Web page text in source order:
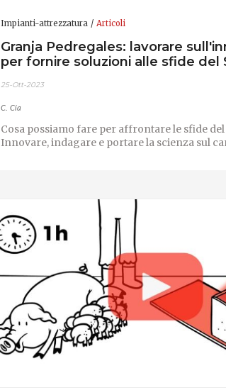
Impianti-attrezzatura Articoli
Granja Pedregales: lavorare
per fornire soluzioni alle sfide del
25-Ott-2023
C. Cía
Cosa possiamo fare per affrontare le sfide del
Innovare, indagare e portare la scienza sul